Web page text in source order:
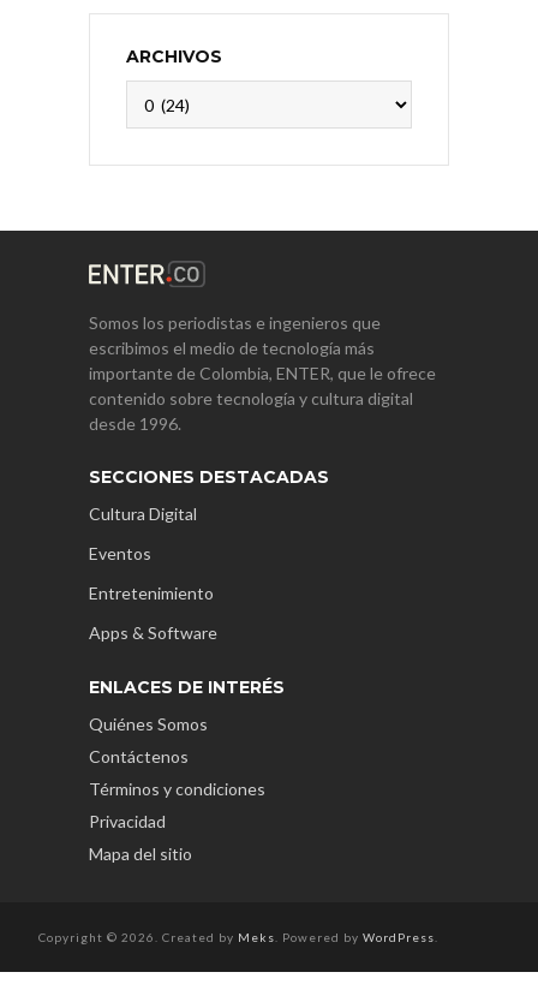
ARCHIVOS
Somos los periodistas e ingenieros que
escribimos el medio de tecnología más
importante de Colombia, ENTER, que le ofrece
contenido sobre tecnología y cultura digital
desde 1996.
SECCIONES DESTACADAS
Cultura Digital
Eventos
Entretenimiento
Apps & Software
ENLACES DE INTERÉS
Quiénes Somos
Contáctenos
Términos y condiciones
Privacidad
Mapa del sitio
Copyright © 2026. Created by Meks . Powered by WordPress